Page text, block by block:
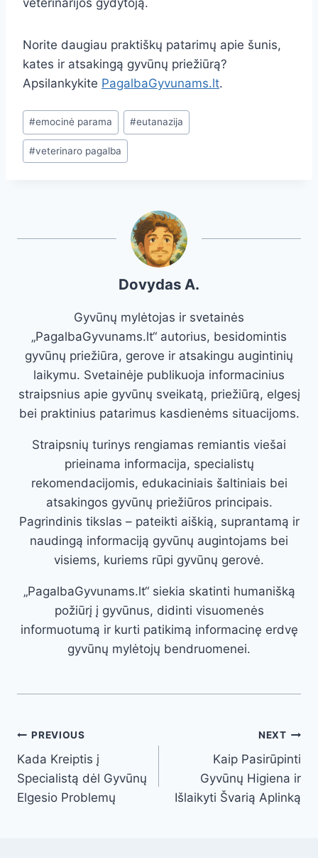
veterinarijos gydytoją.
Norite daugiau praktiškų patarimų apie šunis,
kates ir atsakingą gyvūnų priežiūrą?
Apsilankykite PagalbaGyvunams.lt.
Post
Tags:
#emocinė parama #eutanazija
#veterinaro pagalba
Dovydas A.
Gyvūnų mylėtojas ir svetainės
„PagalbaGyvunams.lt“ autorius, besidomintis
gyvūnų priežiūra, gerove ir atsakingu augintinių
laikymu. Svetainėje publikuoja informacinius
straipsnius apie gyvūnų sveikatą, priežiūrą, elgesį
bei praktinius patarimus kasdienėms situacijoms.
Straipsnių turinys rengiamas remiantis viešai
prieinama informacija, specialistų
rekomendacijomis, edukaciniais šaltiniais bei
atsakingos gyvūnų priežiūros principais.
Pagrindinis tikslas – pateikti aiškią, suprantamą ir
naudingą informaciją gyvūnų augintojams bei
visiems, kuriems rūpi gyvūnų gerovė.
„PagalbaGyvunams.lt“ siekia skatinti humanišką
požiūrį į gyvūnus, didinti visuomenės
informuotumą ir kurti patikimą informacinę erdvę
gyvūnų mylėtojų bendruomenei.
Post
navigation
PREVIOUS
Kada Kreiptis į
Specialistą dėl Gyvūnų
Elgesio Problemų
NEXT
Kaip Pasirūpinti
Gyvūnų Higiena ir
Išlaikyti Švarią Aplinką